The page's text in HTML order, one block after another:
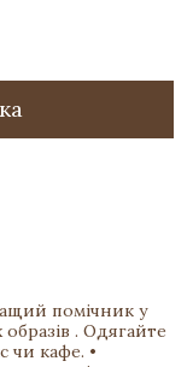
помічник у
. Одягайте
чи кафе. •